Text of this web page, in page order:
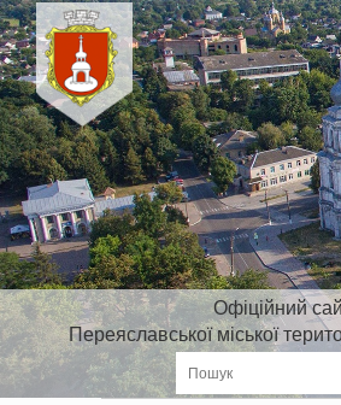
Офіційний
Переяславської міської